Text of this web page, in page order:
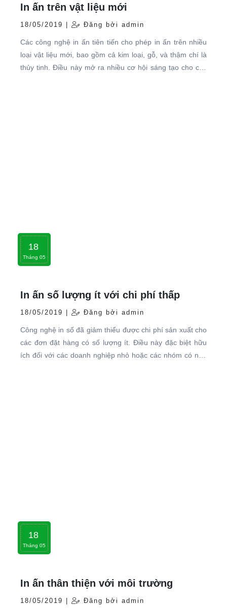
In ấn trên vật liệu mới
18/05/2019 | Đăng bởi admin
Các công nghệ in ấn tiên tiến cho phép in ấn trên nhiều
loại vật liệu mới, bao gồm cả kim loại, gỗ, và thậm chí là
thủy tinh. Điều này mở ra nhiều cơ hội sáng tạo cho các
18
Tháng 05
In ấn số lượng ít với chi phí thấp
18/05/2019 | Đăng bởi admin
Công nghệ in số đã giảm thiểu được chi phí sản xuất cho
các đơn đặt hàng có số lượng ít. Điều này đặc biệt hữu
ích đối với các doanh nghiệp nhỏ hoặc các nhóm có nhu
18
Tháng 05
In ấn thân thiện với môi trường
18/05/2019 | Đăng bởi admin